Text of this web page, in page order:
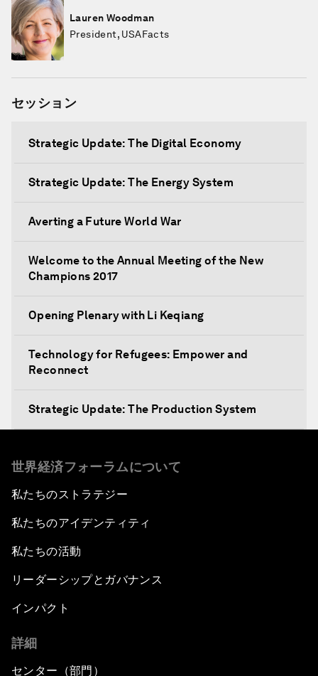
Lauren Woodman
President, USAFacts
セッション
Strategic Update: The Digital Economy
Strategic Update: The Energy System
Averting a Future World War
Welcome to the Annual Meeting of the New
Champions 2017
Opening Plenary with Li Keqiang
Technology for Refugees: Empower and
Reconnect
Strategic Update: The Production System
Public Art: Spaces of Hope
China: The Next World Leader?
Artificial Intelligence Unleashed
The Global Implications of China's Financial
世界経済フォーラムについて
私たちのストラテジー
私たちのアイデンティティ
私たちの活動
リーダーシップとガバナンス
インパクト
詳細
センター（部門）